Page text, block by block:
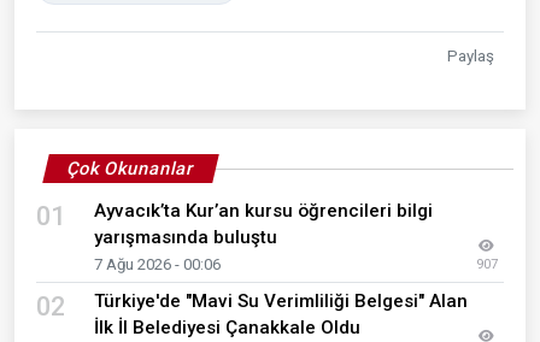
Paylaş
Çok Okunanlar
01
Ayvacık’ta Kur’an kursu öğrencileri bilgi
yarışmasında buluştu
7 Ağu 2026 - 00:06 907
02
Türkiye'de "Mavi Su Verimliliği Belgesi" Alan
İlk İl Belediyesi Çanakkale Oldu